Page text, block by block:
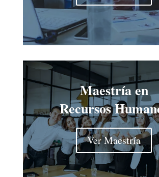
Maestría en
Recursos
Ver Maestría